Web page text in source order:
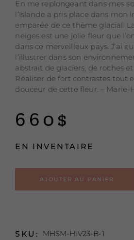
En me replongeant dans mes
l’Islande a pris place dans mon
emparée de ce thème glacial.
neiges est une jolie fleur que
dans ce merveilleux pays. J’ai
l’illustrer dans son
abstrait de glaciers, de roches et
Réaliser de fort contrastes tout
douceur de cette fleur. – Marie-
660 $
EN INVENTAIRE
AJOUTER AU PANIER
SKU: MHSM-HIV23-B-1